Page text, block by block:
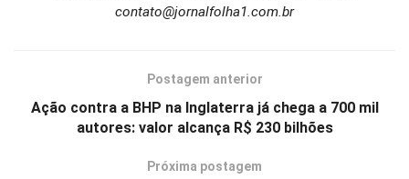
contato@jornalfolha1.com.br
Postagem anterior
Ação contra a BHP na Inglaterra já chega a 700 mil
autores: valor alcança R$ 230 bilhões
Próxima postagem